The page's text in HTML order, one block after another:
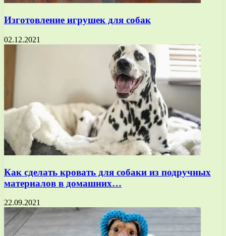
Изготовление игрушек для собак
02.12.2021
Как сделать кровать для собаки из подручных
материалов в домашних…
22.09.2021